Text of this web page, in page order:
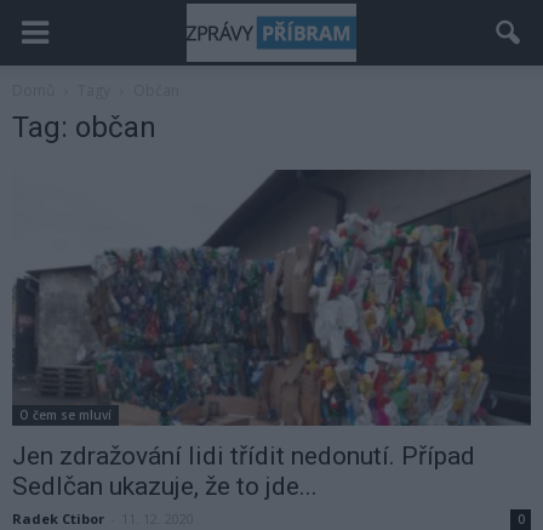
Tag: občan
O čem se mluví
Jen zdražování lidi třídit nedonutí. Případ
Sedlčan ukazuje, že to jde...
Radek Ctibor 0